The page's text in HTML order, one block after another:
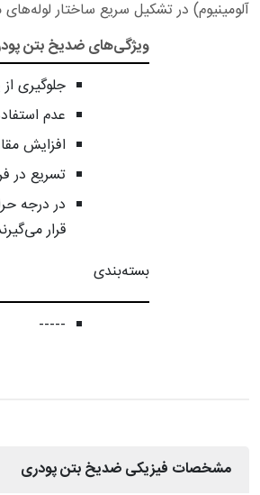
آلومینیوم) در تشکیل سریع ساختار
ویژگی‌های ضدیخ بتن
جلوگیری
عدم
افزایش
تسریع در
قرار
بسته‌بندی
-----
مشخصات فیزیکی ضدیخ بتن پودری